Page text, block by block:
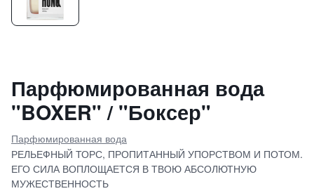
Парфюмированная вода
"BOXER" / "Боксер"
Парфюмированная вода
РЕЛЬЕФНЫЙ ТОРС, ПРОПИТАННЫЙ УПОРСТВОМ И ПОТОМ.
ЕГО СИЛА ВОПЛОЩАЕТСЯ В ТВОЮ АБСОЛЮТНУЮ
МУЖЕСТВЕННОСТЬ